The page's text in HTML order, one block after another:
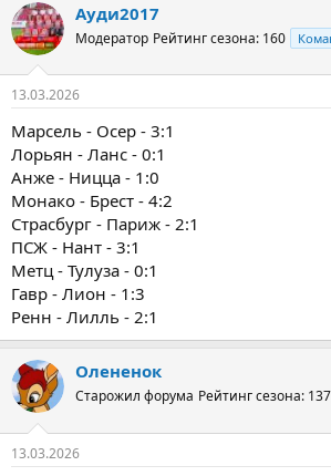
Ауди2017
Модератор Рейтинг сезона: 160
13.03.2026
Марсель - Осер - 3:1
Лорьян - Ланс - 0:1
Анже - Ницца - 1:0
Монако - Брест - 4:2
Страсбург - Париж - 2:1
ПСЖ - Нант - 3:1
Метц - Тулуза - 0:1
Гавр - Лион - 1:3
Ренн - Лилль - 2:1
Олененок
Старожил форума Рейтинг сезона: 137
13.03.2026